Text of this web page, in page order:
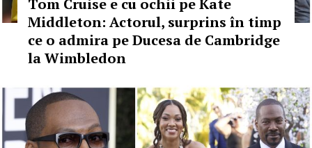
Tom Cruise e cu ochii pe Kate
Middleton: Actorul, surprins în timp
ce o admira pe Ducesa de Cambridge
la Wimbledon